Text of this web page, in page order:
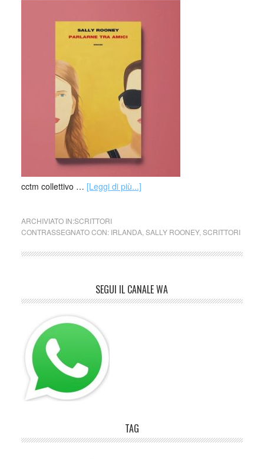
cctm collettivo … [Leggi di più...]
ARCHIVIATO IN:SCRITTORI
CONTRASSEGNATO CON: IRLANDA, SALLY ROONEY, SCRITTORI
SEGUI IL CANALE WA
TAG